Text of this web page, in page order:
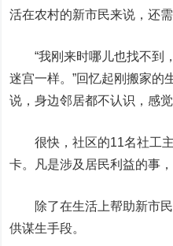
活在农村的新市民来说，还需
“我刚来时哪儿也找不到
迷宫一样。”回忆起刚搬家的
说，身边邻居都不认识，感
很快，社区的11名社工主
卡。凡是涉及居民利益的事
除了在生活上帮助新市民
供谋生手段。